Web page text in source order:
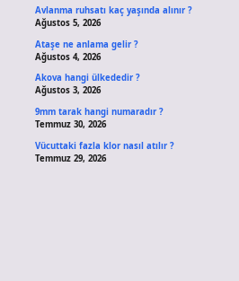
Avlanma ruhsatı kaç yaşında alınır ?
Ağustos 5, 2026
Ataşe ne anlama gelir ?
Ağustos 4, 2026
Akova hangi ülkededir ?
Ağustos 3, 2026
9mm tarak hangi numaradır ?
Temmuz 30, 2026
Vücuttaki fazla klor nasıl atılır ?
Temmuz 29, 2026